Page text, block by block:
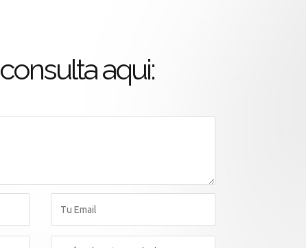
consulta aqui: